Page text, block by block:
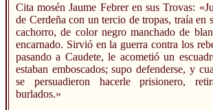
Cita mosén Jaume Febrer en sus Trovas:
de Cerdeña con un tercio de tropas, traía en
cachorro, de color negro manchado de
encarnado. Sirvió en la guerra contra los
pasando a Caudete, le acometió un
estaban emboscados; supo defenderse, y
se persuadieron hacerle prisionero,
burlados.»